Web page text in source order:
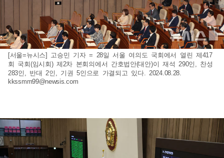
[서울=뉴시스] 고승민 기자 = 28일 서울 여의도 국회에서 열린 제417
회 국회(임시회) 제2차 본회의에서 간호법안(대안)이 재석 290인, 찬성
283인, 반대 2인, 기권 5인으로 가결되고 있다. 2024.08.28.
kkssmm99@newsis.com